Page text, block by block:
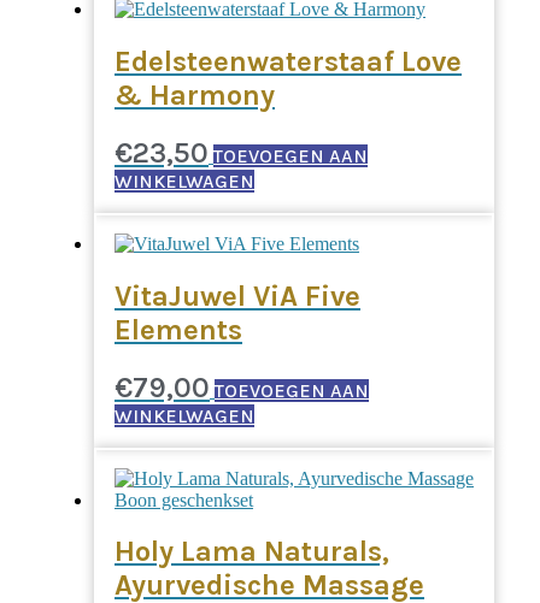
Edelsteenwaterstaaf Love
& Harmony
€23,50 TOEVOEGEN AAN
WINKELWAGEN
VitaJuwel ViA Five
Elements
€79,00 TOEVOEGEN AAN
WINKELWAGEN
Holy Lama Naturals,
Ayurvedische Massage